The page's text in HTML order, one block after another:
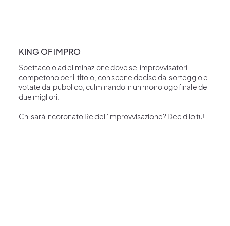
KING OF IMPRO
Spettacolo ad eliminazione dove sei improvvisatori
competono per il titolo, con scene decise dal sorteggio e
votate dal pubblico, culminando in un monologo finale dei
due migliori.
Chi sarà incoronato Re dell'improvvisazione? Decidilo tu!